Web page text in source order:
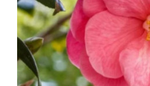
Cvikla - elixír zdravia
Máj je ideálny na výsev Astry